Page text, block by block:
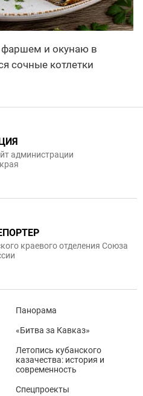
и окунаю в
сочные котлетки
администрации
краевого отделения Союза
Панорама
«Битва за Кавказ»
Летопись кубанского
казачества: история и
современность
Спецпроекты